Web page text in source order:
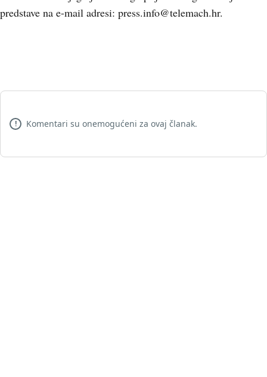
predstave na e-mail adresi: press.info@telemach.hr.
! Komentari su onemogućeni za ovaj članak.